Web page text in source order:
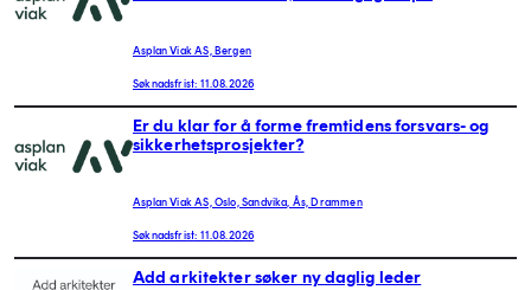
Asplan Viak AS, Bergen
Søknadsfrist: 11.08.2026
Er du klar for å forme fremtidens forsvars- og
sikkerhetsprosjekter?
Asplan Viak AS, Oslo, Sandvika, Ås, Drammen
Søknadsfrist: 11.08.2026
Add arkitekter søker ny daglig leder